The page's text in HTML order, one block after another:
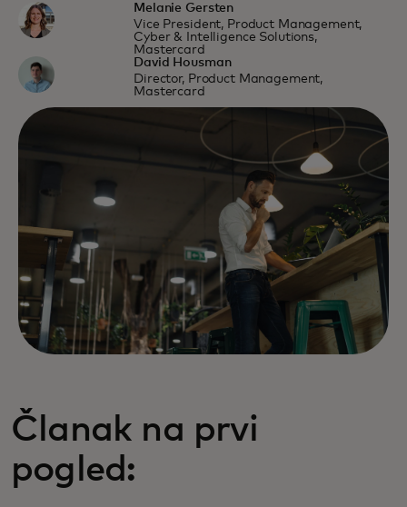
Melanie Gersten
Vice President, Product Management,
Cyber & Intelligence Solutions,
Mastercard
David Housman
Director, Product Management,
Mastercard
Članak na prvi
pogled: